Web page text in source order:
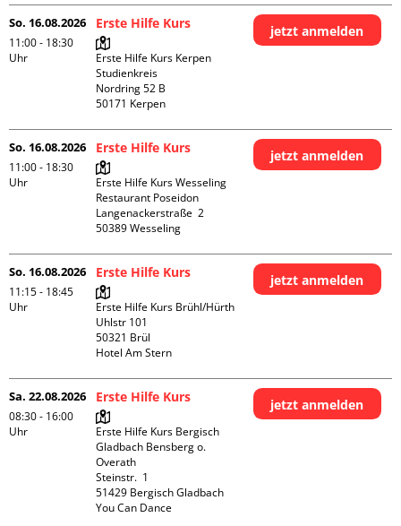
So. 16.08.2026
11:00 - 18:30
Uhr
Erste Hilfe Kurs
Erste Hilfe Kurs Kerpen
Studienkreis
Nordring 52 B
jetzt anmelden
So. 16.08.2026
11:00 - 18:30
Uhr
Erste Hilfe Kurs
Erste Hilfe Kurs Wesseling
Restaurant Poseidon
Langenackerstraße  2
jetzt anmelden
So. 16.08.2026
11:15 - 18:45
Uhr
Erste Hilfe Kurs
Erste Hilfe Kurs Brühl/Hürth
Uhlstr 101
50321 Brül
Hotel Am Stern
jetzt anmelden
Sa. 22.08.2026
08:30 - 16:00
Uhr
Erste Hilfe Kurs
Erste Hilfe Kurs Bergisch
Gladbach Bensberg o.
Overath
Steinstr.  1
51429 Bergisch Gladbach
You Can Dance
jetzt anmelden